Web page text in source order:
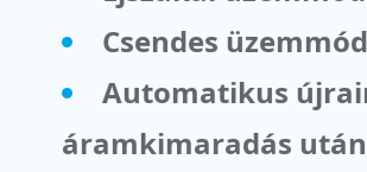
Csendes üzemmód
Automatikus
áramkimaradás után